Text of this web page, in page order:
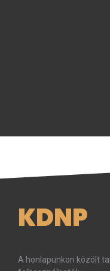
KDNP
A honlapunkon közölt